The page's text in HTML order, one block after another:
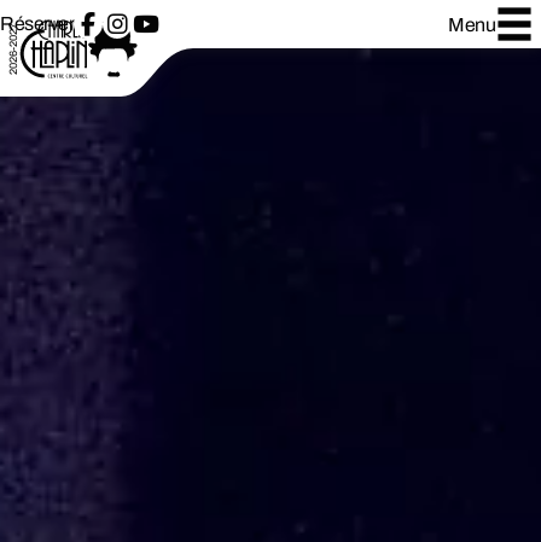
2026-2027 Menu
Réserver